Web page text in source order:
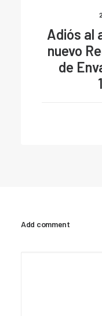
Adiós al
nuevo
de
Add comment